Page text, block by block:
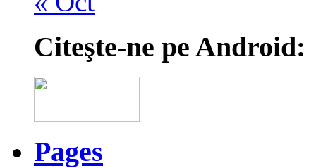
Citeşte-ne pe Android:
Pages